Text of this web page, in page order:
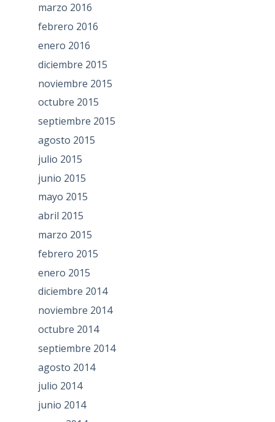
marzo 2016
febrero 2016
enero 2016
diciembre 2015
noviembre 2015
octubre 2015
septiembre 2015
agosto 2015
julio 2015
junio 2015
mayo 2015
abril 2015
marzo 2015
febrero 2015
enero 2015
diciembre 2014
noviembre 2014
octubre 2014
septiembre 2014
agosto 2014
julio 2014
junio 2014